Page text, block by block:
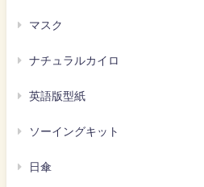
マスク
ナチュラルカイロ
英語版型紙
ソーイングキット
日傘